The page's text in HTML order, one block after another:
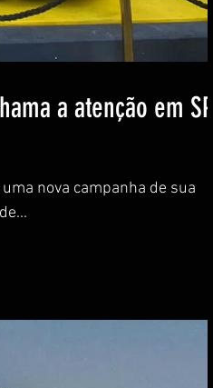
a atenção em SP;
nova campanha de sua